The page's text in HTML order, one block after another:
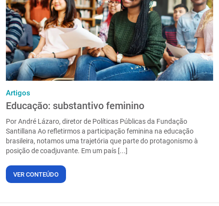
PT
Artigos
Educação: substantivo feminino
Por André Lázaro, diretor de Políticas Públicas da Fundação
Santillana Ao refletirmos a participação feminina na educação
brasileira, notamos uma trajetória que parte do protagonismo à
posição de coadjuvante. Em um país [...]
VER CONTEÚDO